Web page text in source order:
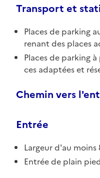
Transport et
Places de parking
renant des places
Places de parking
ces adaptées et
Chemin vers
Entrée
Largeur d'au moins
Entrée de plain pied